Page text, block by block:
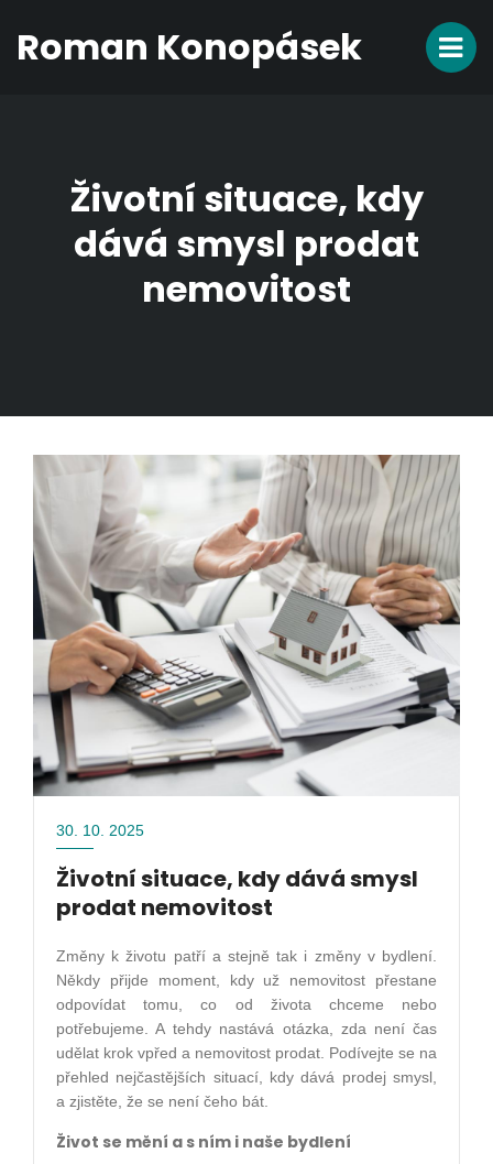
Roman Konopásek
Životní situace, kdy
dává smysl prodat
nemovitost
30. 10. 2025
Životní situace, kdy dává smysl
prodat nemovitost
Změny k životu patří a stejně tak i změny v bydlení.
Někdy přijde moment, kdy už nemovitost přestane
odpovídat tomu, co od života chceme nebo
potřebujeme. A tehdy nastává otázka, zda není čas
udělat krok vpřed a nemovitost prodat. Podívejte se na
přehled nejčastějších situací, kdy dává prodej smysl,
a zjistěte, že se není čeho bát.
Život se mění a s ním i naše bydlení